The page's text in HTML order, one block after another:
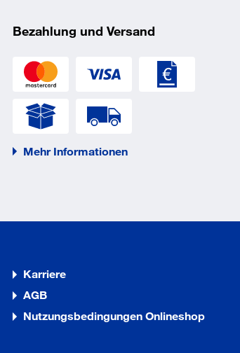
Bezahlung und Versand
Mehr Informationen
Karriere
AGB
Nutzungsbedingungen Onlineshop